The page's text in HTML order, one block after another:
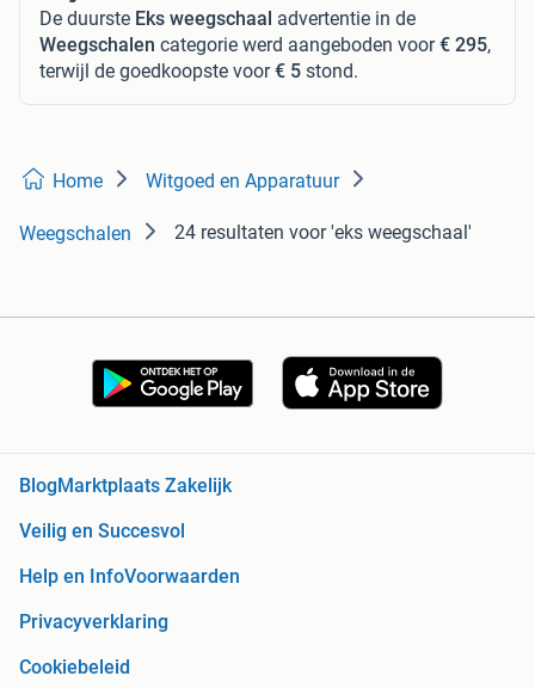
De duurste Eks weegschaal advertentie in de
Weegschalen categorie werd aangeboden voor€ 295,
terwijl de goedkoopste voor€ 5 stond.
Home Witgoed en Apparatuur
Weegschalen 24 resultaten voor 'eks weegschaal'
BlogMarktplaats Zakelijk
Veilig en Succesvol
Help en InfoVoorwaarden
Privacyverklaring
Cookiebeleid